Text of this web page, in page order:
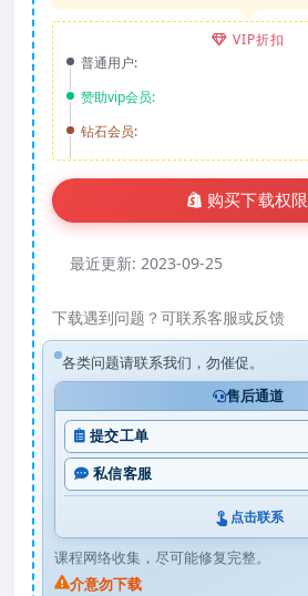
VIP折扣
普通用户:
赞助vip会员:
钻石会员:
购买下载权限
最近更新: 2023-09-25
下载遇到问题？可联系客服或反馈
各类问题请联系我们，勿催促。
售后通道
提交工单
私信客服
点击联系
课程网络收集，尽可能修复完整。
介意勿下载